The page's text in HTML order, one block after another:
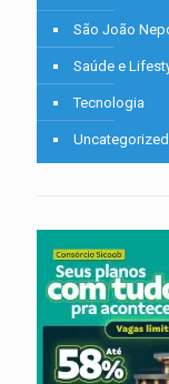
São João
Saúde e
Tecnologia
Uncategorized